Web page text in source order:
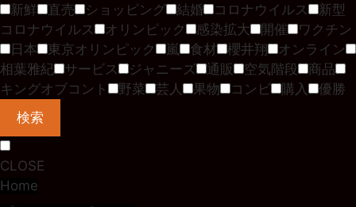
新鮮
直売 ショッピング 結婚 コロナウイルス
新型
コロナウイルス
オリンピック 感染拡大 開催
ワクチン
日本
東京オリンピック 嵐 食材 櫻井翔
オンライン
相葉雅紀
サービス ジャニーズ 通販 空気階段
商品
キングオブコント
野菜 芸人 果物 コンビ 購入
優勝
検索
CLOSE
Home